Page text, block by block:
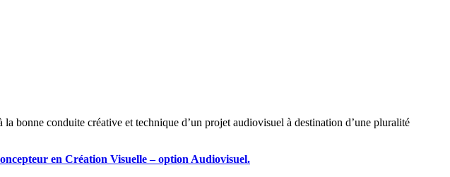
bonne conduite créative et technique d’un projet audiovisuel à destination d’une pluralité
en Création Visuelle – option Audiovisuel.